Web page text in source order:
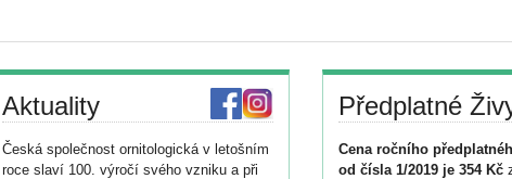
Aktuality
Česká společnost ornitologická v letošním
roce slaví 100. výročí svého vzniku a při
Předplatné
Cena ročního
od čísla 1/2019 je 354 Kč